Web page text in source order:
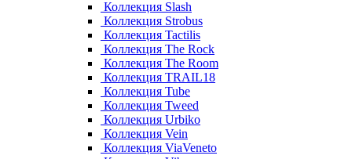
Коллекция Slash
Коллекция Strobus
Коллекция Tactilis
Коллекция The Rock
Коллекция The Room
Коллекция TRAIL18
Коллекция Tube
Коллекция Tweed
Коллекция Urbiko
Коллекция Vein
Коллекция ViaVeneto